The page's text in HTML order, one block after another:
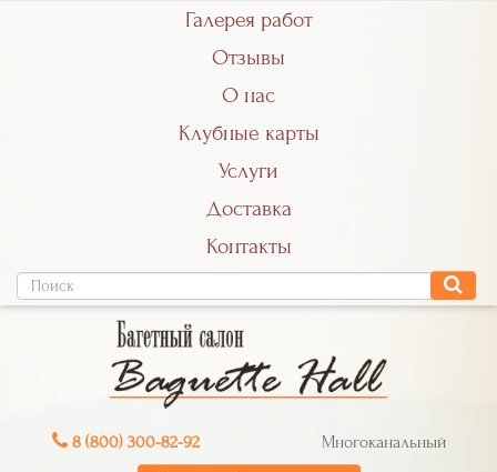
Галерея работ
Отзывы
О нас
Клубные карты
Услуги
Доставка
Контакты
8 (800) 300-82-92 Многоканальный